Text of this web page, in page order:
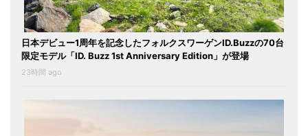
日本デビュー1周年を記念したフォルクスワーゲンID.Buzzの70台
限定モデル「ID. Buzz 1st Anniversary Edition」が登場
23時間 ago